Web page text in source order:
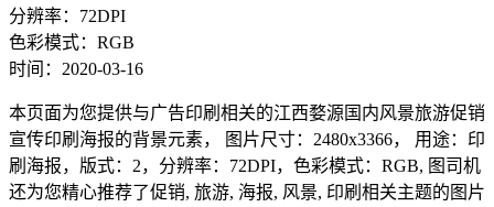
分辨率：72DPI
色彩模式：RGB
时间：2020-03-16
本页面为您提供与广告印刷相关的江西婺源国内风景旅游促销
宣传印刷海报的背景元素， 图片尺寸：2480x3366， 用途：印
刷海报，版式：2，分辨率：72DPI，色彩模式：RGB, 图司机
还为您精心推荐了促销, 旅游, 海报, 风景, 印刷相关主题的图片